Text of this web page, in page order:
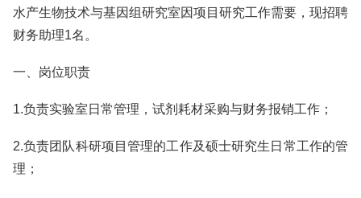
水产生物技术与基因组研究室因项目研究工作需要，现招聘
财务助理1名。
一、岗位职责
1.负责实验室日常管理，试剂耗材采购与财务报销工作；
2.负责团队科研项目管理的工作及硕士研究生日常工作的管
理；